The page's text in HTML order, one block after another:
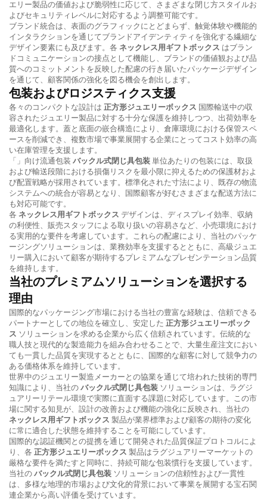
エリー製品の価値および脆弱性に応じて、さまざまな閉じ方スタイルお
よびセキュリティレベルに対応するよう調整可能です。
ブランド統合は、表面のグラフィックにとどまらず、触覚体験や機能的
インタラクションを通じてブランドアイデンティティを強化する繊細な
デザイン要素にも及びます。各 ネックレス用ギフトボックス はブラン
ドコミュニケーションの接点として機能し、ブランドの価値観および品
質へのコミットメントを反映した配慮の行き届いたパッケージデザイン
を通じて、顧客関係の強化を図る機会を創出します。
包装およびロジスティクス支援
各々のコンパクトな設計は 正方形ジュエリーボックス 国際輸送中の収
容されたジュエリー製品に対する十分な保護を維持しつつ、出荷効率を
最適化します。蓋と底面の嵌合構造により、倉庫環境における保管スペ
ースを削減でき、複数市場で事業展開する企業にとってコスト効率の高
い在庫管理を支援します。
「」向け流通包装 バックル式閉じ具包装単位あたりの包装には、取扱
および輸送段階における損傷リスクを最小限に抑えるための保護材およ
び配置戦略が採用されています。標準化された寸法により、既存の物流
システムへの統合が容易となり、国際顧客が好むさまざまな配送方法に
も対応可能です。
各 ネックレス用ギフトボックス デザインは、ディスプレイ効率、収納
の利便性、販売スタッフによる取り扱いの容易さなど、小売環境におけ
る実用的な要件を考慮しています。これらの配慮により、当社のパッケ
ージングソリューションは、業務効率を支援するとともに、高級ジュエ
リー購入において顧客が期待するプレミアムなプレゼンテーション品質
を維持します。
当社のプレミアムソリューションを選択する
理由
国際的なパッケージング市場における当社の豊富な経験は、信頼できる
パートナーとしての地位を確立し、安定した 正方形ジュエリーボック
ス ソリューションを求める企業から広く信頼されています。伝統的な
職人技と現代的な製造能力を組み合わせることで、大量生産注文におい
ても一貫した品質を実現するとともに、国際的な顧客に対して競争力の
ある価格体系を維持しています。
世界中のジュエリー製造メーカーとの協業を通じて培われた技術的専門
知識により、当社のバックル式閉じ具包装 ソリューションは、ラグジ
ュアリーリテール環境で実際に直面する課題に対応しています。この市
場に関する知見が、設計の改善および機能の強化に反映され、当社の
ネックレス用ギフトボックス 製品が業界標準および顧客の期待の変化
に常に適合した状態を維持することを可能にしています。
国際的な認証機関との提携を通じて開発された品質保証プロトコルによ
り、各 正方形ジュエリーボックス 製品はラグジュアリーマーケットの
厳格な要件を満たすと同時に、持続可能な包装慣行を支援しています。
当社のバックル式閉じ具包装 ソリューションの信頼性および一貫性
は、多様な地理的市場および文化的背景において事業を展開する宝石関
連企業から高い評価を受けています。